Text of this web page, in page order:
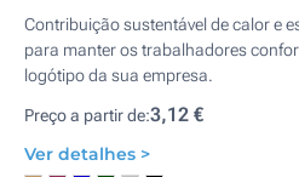
Contribuição sustentável de calor e
para manter os trabalhadores
logótipo da sua empresa.
Preço a partir de:3,12 €
Ver detalhes >